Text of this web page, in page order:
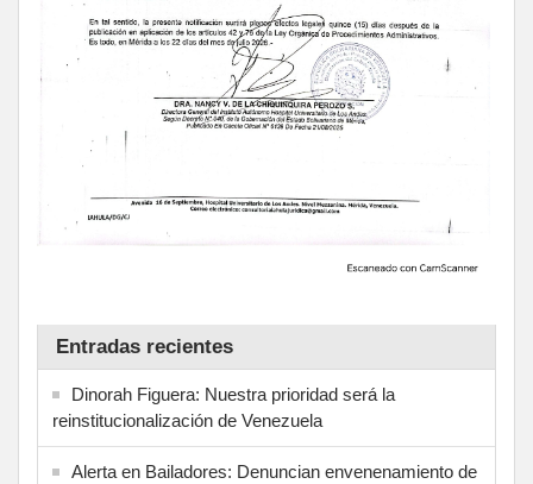
Entradas recientes
Dinorah Figuera: Nuestra prioridad será la
reinstitucionalización de Venezuela
Alerta en Bailadores: Denuncian envenenamiento de